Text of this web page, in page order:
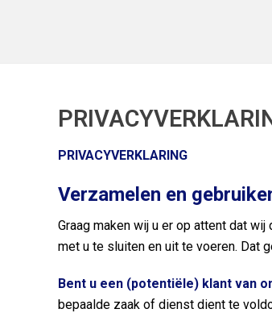
PRIVACYVERKLARING
Verzamelen en
Graag maken wij u er op attent dat
met u te sluiten en uit te voeren. Dat
Bent u een (potentiële) klant van
bepaalde zaak of dienst dient te